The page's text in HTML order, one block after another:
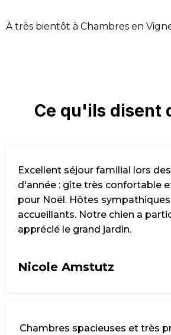
À très bientôt à Chambres en
Ce qu'ils disent
Excellent séjour familial lors
d'année : gîte très confortable
pour Noël. Hôtes
accueillants. Notre chien a
apprécié le grand jardin.
Nicole Amstutz
Chambres spacieuses et très